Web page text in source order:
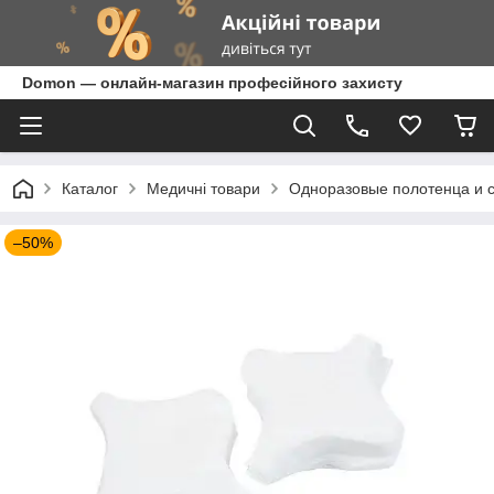
Domon — онлайн-магазин професійного захисту
Каталог Медичні товари Одноразовые полотенца и
–50%